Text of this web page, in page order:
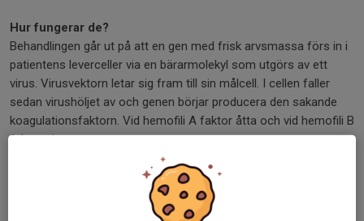
Hur fungerar de?
Behandlingen går ut på att en gen med frisk arvsmassa förs in i
patientens leverceller via en bärarmolekyl som utgörs av ett
virus. Virusvektorn letar sig fram till sin målcell. I cellen faller
sedan virushöljet av och genen börjar producera den sakande
koagulationsfaktorn. Vid hemofili A faktor åtta och vid hemofili B
faktor nio.
Vad vet man om effekterna av genterapi?
I våra studier har vi sett att behandlingen fungerar hos den
absoluta majoriteten av patienterna. Resultaten visar att blodets